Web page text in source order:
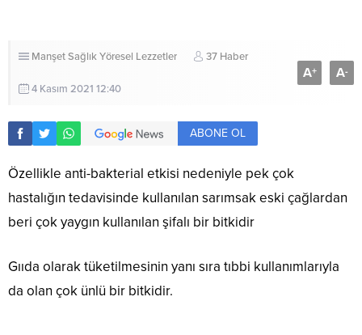
ManşetSağlıkYöresel Lezzetler 37 Haber
4 Kasım 2021 12:40
A+ A-
ABONE OL
Özellikle anti-bakterial etkisi nedeniyle pek çok
hastalığın tedavisinde kullanılan sarımsak eski çağlardan
beri çok yaygın kullanılan şifalı bir bitkidir
Gııda olarak tüketilmesinin yanı sıra tıbbi kullanımlarıyla
da olan çok ünlü bir bitkidir.